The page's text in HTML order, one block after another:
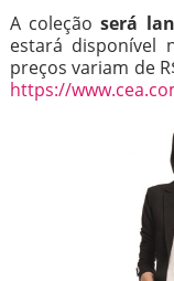
A coleçãoserá
estará disponível
preços variam de
https://